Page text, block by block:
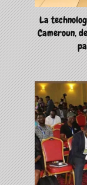
La
Cameroun,